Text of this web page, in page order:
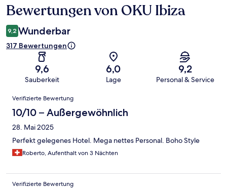
Bewertungen
Bewertungen von OKU Ibiza
9,2 Wunderbar
317 Bewertungen
9,6
Sauberkeit
6,0
Lage
9,2
Personal & Service
Bewertungen
Verifizierte Bewertung
10/10 – Außergewöhnlich
28. Mai 2025
Perfekt gelegenes Hotel. Mega nettes Personal. Boho Style
Roberto, Aufenthalt von 3 Nächten
Verifizierte Bewertung